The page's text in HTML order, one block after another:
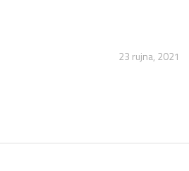
23 rujna, 2021